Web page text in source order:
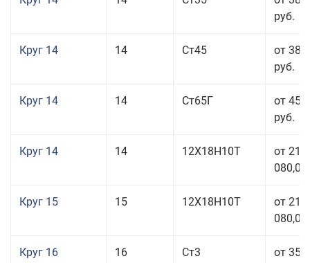
руб.
Круг 14 14 Ст45
от 38
руб.
Круг 14 14 Ст65Г
от 45
руб.
Круг 14 14 12Х18Н10Т
от 211
080,00
Круг 15 15 12Х18Н10Т
от 211
080,00
Круг 16 16 Ст3
от 35